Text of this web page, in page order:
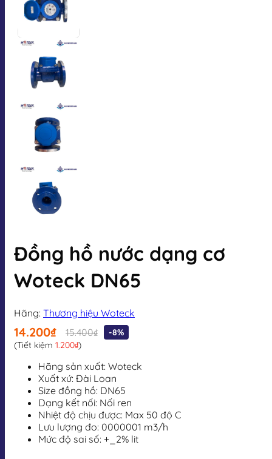
Đồng hồ nước dạng cơ
Woteck DN65
Hãng: Thương hiệu Woteck
14.200₫ 15.400₫
-8%
(Tiết kiệm 1.200₫)
Hãng sản xuất: Woteck
Xuất xứ: Đài Loan
Size đồng hồ: DN65
Dạng kết nối: Nối ren
Nhiệt độ chịu được: Max 50 độ C
Lưu lượng đo: 0000001 m3/h
Mức độ sai số: +_2% lit